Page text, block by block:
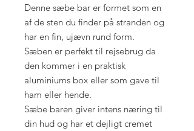
Denne sæbe bar er formet som en
af de sten du finder på stranden og
har en fin, ujævn rund form.
Sæben er perfekt til rejsebrug da
den kommer i en praktisk
aluminiums box eller som gave til
ham eller hende.
Sæbe baren giver intens næring til
din hud og har et dejligt cremet